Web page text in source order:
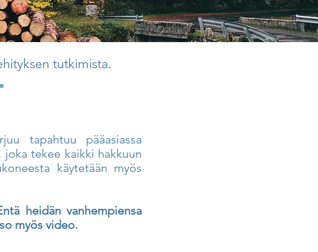
tutkimista.
tapahtuu pääasiassa
, joka tekee kaikki hakkuun
käytetään myös
heidän vanhempiensa
myös video.